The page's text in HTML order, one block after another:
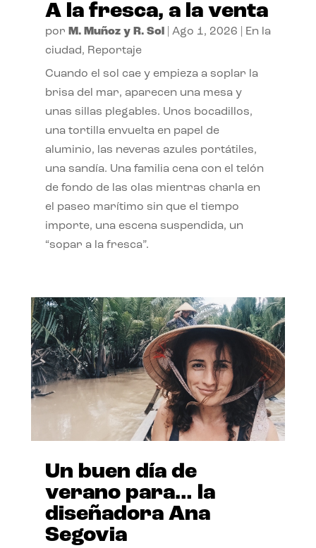
A la fresca, a la venta
por M. Muñoz y R. Sol| Ago 1, 2026
En la
ciudad, Reportaje
Cuando el sol cae y empieza a soplar la
brisa del mar, aparecen una mesa y
unas sillas plegables. Unos bocadillos,
una tortilla envuelta en papel de
aluminio, las neveras azules portátiles,
una sandía. Una familia cena con el telón
de fondo de las olas mientras charla en
el paseo marítimo sin que el tiempo
importe, una escena suspendida, un
“sopar a la fresca”.
Un buen día de
verano para… la
diseñadora Ana
Segovia